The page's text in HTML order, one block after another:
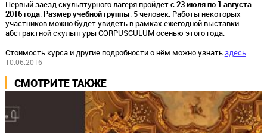
Первый заезд скульптурного лагеря пройдетс 23 июля по 1 августа
2016 года.Размер учебной группы: 5 человек. Работы некоторых
участников можно будет увидеть в рамках ежегодной выставки
абстрактной скульптуры CORPUSCULUM осенью этого года.
Стоимость курса и другие подробности о нём можно узнатьздесь.
10.06.2016
СМОТРИТЕ ТАКЖЕ